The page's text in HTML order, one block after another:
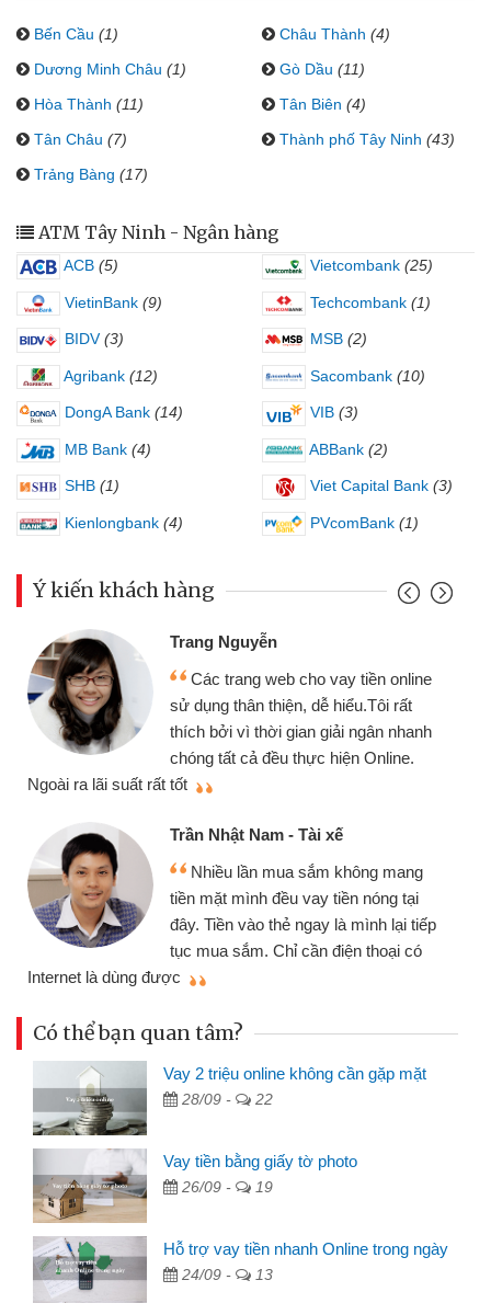
Bến Cầu (1) Châu Thành (4)
Dương Minh Châu (1) Gò Dầu (11)
Hòa Thành (11) Tân Biên (4)
Tân Châu (7) Thành phố Tây Ninh (43)
Trảng Bàng (17)
ATM Tây Ninh - Ngân hàng
ACB (5) Vietcombank (25)
VietinBank (9) Techcombank (1)
BIDV (3) MSB (2)
Agribank (12) Sacombank (10)
DongA Bank (14) VIB (3)
MB Bank (4) ABBank (2)
SHB (1) Viet Capital Bank (3)
Kienlongbank (4) PVcomBank (1)
Ý kiến khách hàng
Trang Nguyễn
Các trang web cho vay tiền online
sử dụng thân thiện, dễ hiểu.Tôi rất
thích bởi vì thời gian giải ngân nhanh
chóng tất cả đều thực hiện Online.
Ngoài ra lãi suất rất tốt
Trần Nhật Nam - Tài xế
Nhiều lần mua sắm không mang
tiền mặt mình đều vay tiền nóng tại
đây. Tiền vào thẻ ngay là mình lại tiếp
tục mua sắm. Chỉ cần điện thoại có
Internet là dùng được
Có thể bạn quan tâm?
Vay 2 triệu online không cần gặp mặt
28/09 - 22
Vay tiền bằng giấy tờ photo
26/09 - 19
Hỗ trợ vay tiền nhanh Online trong ngày
24/09 - 13